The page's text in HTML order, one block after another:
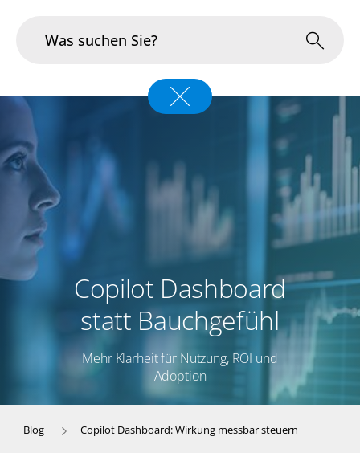
Branchen
Im Fokus
Portfolio
Infrastruktur & Betrieb
Über uns
Copilot Dashboard
statt Bauchgefühl
Mehr Klarheit für Nutzung, ROI und
Adoption
Blog Copilot Dashboard: Wirkung messbar steuern